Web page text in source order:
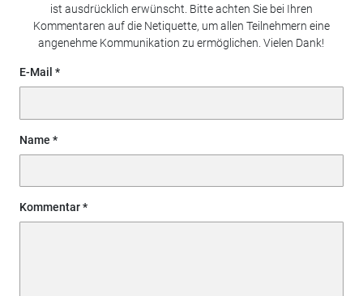
ist ausdrücklich erwünscht. Bitte achten Sie bei Ihren
Kommentaren auf die Netiquette, um allen Teilnehmern eine
angenehme Kommunikation zu ermöglichen. Vielen Dank!
E-Mail
Name
Kommentar